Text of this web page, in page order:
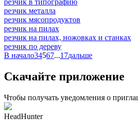
резчик металла
резчик мясопродуктов
резчик на пилах
резчик на пилах, ножовках и станках
резчик по дереву
В начало34567...17дальше
Скачайте приложение
Чтобы получать уведомления о
HeadHunter